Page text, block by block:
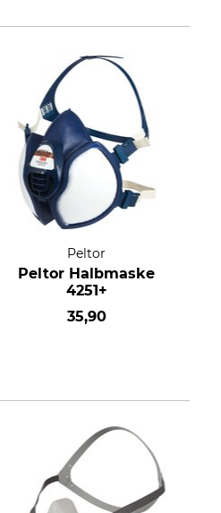
Peltor
Peltor Halbmaske
4251+
35,90